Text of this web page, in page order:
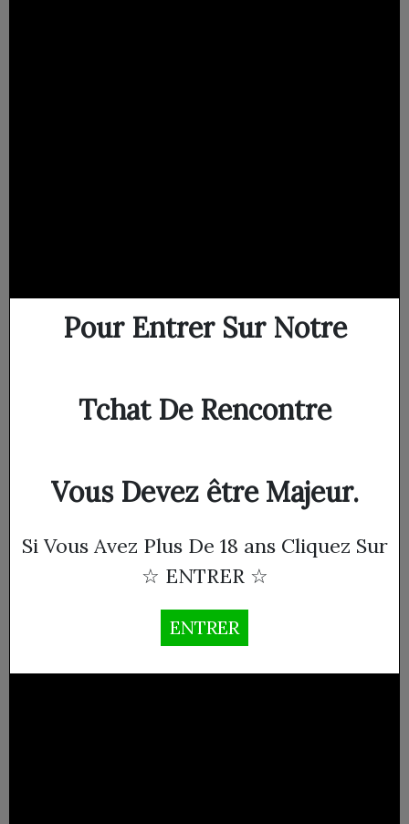
Pour Entrer Sur Notre
Tchat De Rencontre
Vous Devez être Majeur.
Si Vous Avez Plus De 18 ans Cliquez Sur
☆ ENTRER ☆
ENTRER